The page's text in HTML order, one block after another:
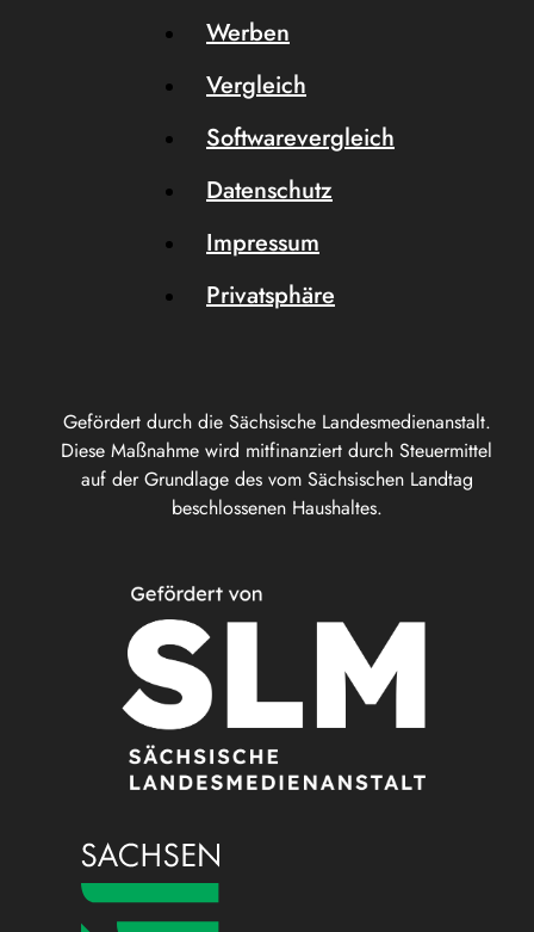
Gefördert durch die Sächsische Landesmedienanstalt.
Diese Maßnahme wird mitfinanziert durch Steuermittel
auf der Grundlage des vom Sächsischen Landtag
beschlossenen Haushaltes.
Werben
Vergleich
Softwarevergleich
Datenschutz
Impressum
Privatsphäre